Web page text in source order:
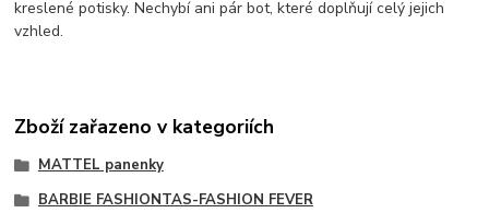
kreslené potisky. Nechybí ani pár bot, které doplňují celý jejich
vzhled.
Zboží zařazeno v kategoriích
MATTEL panenky
BARBIE FASHIONTAS-FASHION FEVER